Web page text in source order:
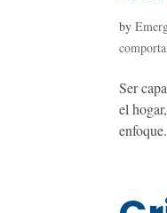
by
Ser
el